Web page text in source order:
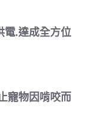
電.達成全方位
寵物因啃咬而